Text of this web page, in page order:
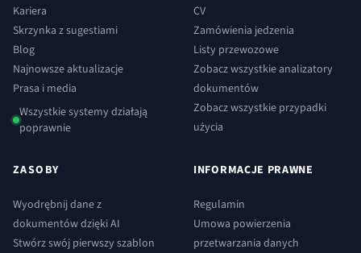
Kariera
Skrzynka z sugestiami
Blog
Najnowsze aktualizacje
Prasa i media
Wszystkie systemy działają
poprawnie
CV
Zamówienia jedzenia
Listy przewozowe
Zobacz wszystkie analizatory
dokumentów
Zobacz wszystkie przypadki
użycia
ZASOBY
Wyodrębnij dane z
dokumentów dzięki AI
Stwórz swój pierwszy szablon
INFORMACJE PRAWNE
Regulamin
Umowa powierzenia
przetwarzania danych